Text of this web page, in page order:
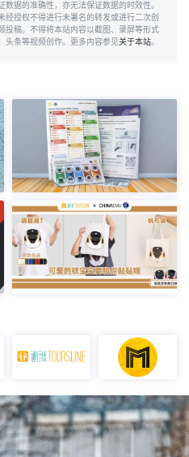
据的准确性，亦无法保证数据的时效性。
授权不得进行未署名的转发或进行二次创
投稿。不得将本站内容以截图、录屏等形式
头条等视频创作。更多内容参见关于本站。